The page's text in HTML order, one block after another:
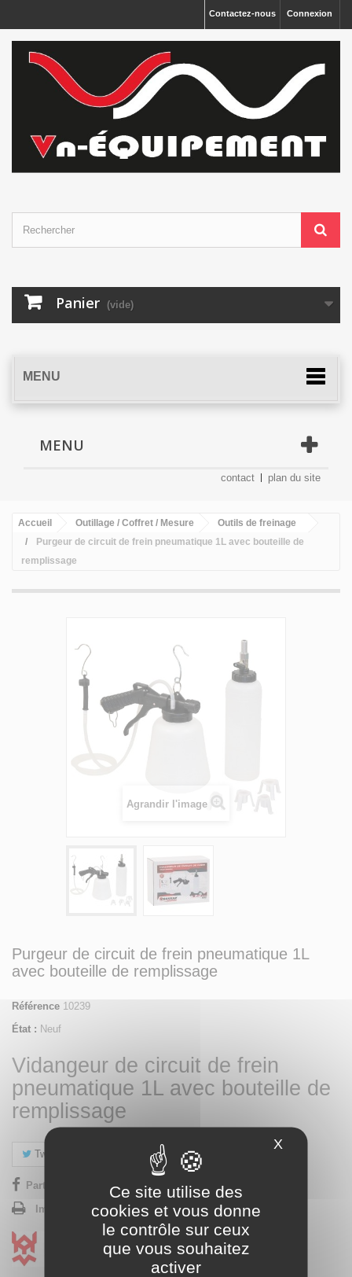
Ce site utilise des
cookies et vous donne
le contrôle sur ceux
que vous souhaitez
activer
X Masquer
Connexion
Contactez-nous
Panier (vide)
MENU
MENU
contact plan du site
Accueil Outillage / Coffret / Mesure
Outils de freinage
Purgeur de circuit de frein pneumatique 1L avec bouteille de
remplissage
Agrandir l'image
Purgeur de circuit de frein pneumatique 1L
avec bouteille de remplissage
Référence 10239
État : Neuf
Vidangeur de circuit de frein
pneumatique 1L avec bouteille de
remplissage
Tweet Google+
Partager sur Facebook !
Imprimer